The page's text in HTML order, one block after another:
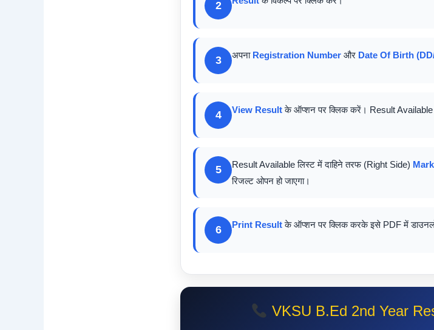
2
3 अपना Registration Number और Date Of Birth
4 View Resultके ऑप्शन पर क्लिक करें। Result Available
5 Result Available लिस्ट में दाहिने तरफ (Right Side)
रिजल्ट ओपन हो जाएगा।
6 Print Resultके ऑप्शन पर क्लिक करके इसे PDF में
VKSU B.Ed 2nd Year